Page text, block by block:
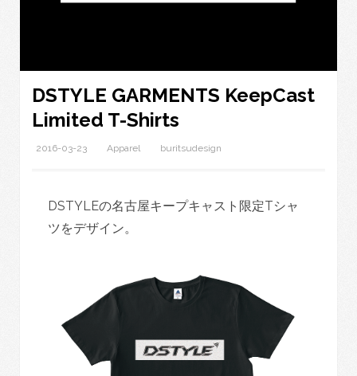
DSTYLE GARMENTS KeepCast
Limited T-Shirts
2016-03-23 Apparel buritsudesign
DSTYLEの名古屋キープキャスト限定Tシャ
ツをデザイン。